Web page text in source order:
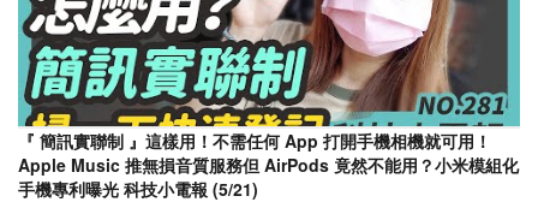
『 簡訊實聯制 』這樣用！不需任何 App 打開手機相機就可用！
Apple Music 推無損音質服務但 AirPods 竟然不能用？小米模組化
手機專利曝光 科技小電報 (5/21)